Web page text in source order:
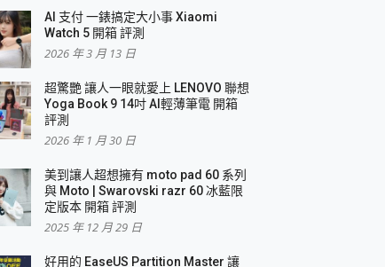
AI 支付 一錶搞定大小事 Xiaomi
Watch 5 開箱 評測
2026 年 3 月 13 日
超驚艷 讓人一眼就愛上 LENOVO 聯想
Yoga Book 9 14吋 AI輕薄筆電 開箱
評測
2026 年 1 月 30 日
美到讓人超想擁有 moto pad 60 系列
與 Moto | Swarovski razr 60 冰藍限
定版本 開箱 評測
2025 年 12 月 29 日
好用的 EaseUS Partition Master 讓